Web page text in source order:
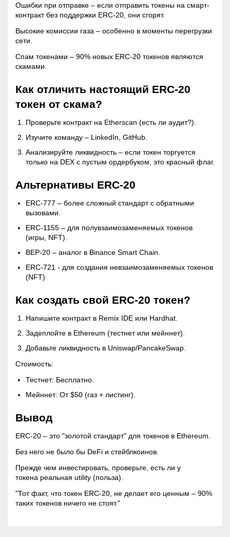
Ошибки при отправке – если отправить токены на смарт-
контракт без поддержки ERC-20, они сгорят.
Высокие комиссии газа – особенно в моменты перегрузки
сети.
Спам токенами – 90% новых ERC-20 токенов являются
скамами.
Как отличить настоящий ERC-20
токен от скама?
Проверьте контракт на Etherscan (есть ли аудит?).
Изучите команду – LinkedIn, GitHub.
Анализируйте ликвидность – если токен торгуется
только на DEX с пустым ордербуком, это красный флаг.
Альтернативы ERC-20
ERC-777 – более сложный стандарт с обратными
вызовами.
ERC-1155 – для полувзаимозаменяемых токенов
(игры, NFT).
BEP-20 – аналог в Binance Smart Chain.
ERC-721 - для создания невзаимозаменяемых токенов
(NFT)
Как создать свой ERC-20 токен?
Напишите контракт в Remix IDE или Hardhat.
Задеплойте в Ethereum (тестнет или мейннет).
Добавьте ликвидность в Uniswap/PancakeSwap.
Стоимость:
Тестнет: Бесплатно.
Мейннет: От $50 (газ + листинг).
Вывод
ERC-20 – это "золотой стандарт" для токенов в Ethereum.
Без него не было бы DeFi и стейблкоинов.
Прежде чем инвестировать, проверьте, есть ли у
токена реальная utility (польза).
"Тот факт, что токен ERC-20, не делает его ценным – 90%
таких токенов ничего не стоят."